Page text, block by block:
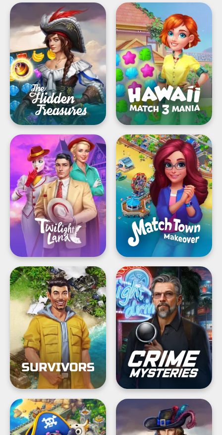
The
Hidden
Treasures:
لعبة
عثور
على
عنصر
مخبأ
ومطابقة
®Hawaii
Match-
3
Mania:
تصميم
المنازل
ولغز
المطابقة
Twilight
Land:
Hidden
Mystery
®Match
Town
Makeover:
مدينتك
هي
لغزك
Survivors:
المهمة
®Crime
Mysteries:
البحث
عن
عناصر
ولغز
مطابقة
3
قطع
®Pirates
&
Pearls:مطابقة
Hidden
Epee
—